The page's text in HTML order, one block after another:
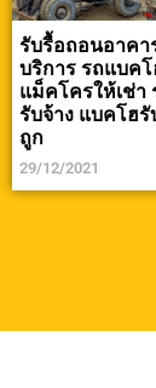
รับรื้อถอนอาคา
บริการ รถแบคโ
แม็คโครให้เช่า
รับจ้าง แบคโฮรั
ถูก
29/12/2021